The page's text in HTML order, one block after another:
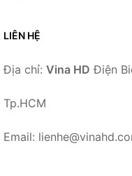
LIÊN HỆ
Địa chỉ: Vina HD Điện
Tp.HCM
Email: